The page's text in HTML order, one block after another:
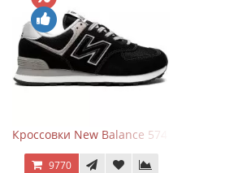
Кроссовки New Balance 574 Evergreen Black
9770